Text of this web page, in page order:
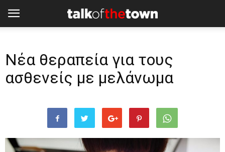
Νέα θεραπεία για τους
ασθενείς με μελάνωμα